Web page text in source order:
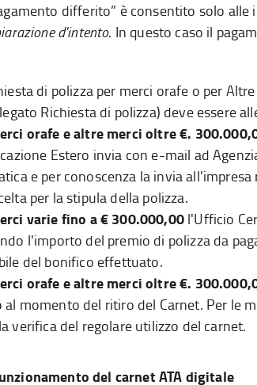
differito” è consentito solo
d'intento. In questo caso il
di polizzaper merci orafe o per
Richiesta di polizza) deve essere
orafe e altre merci oltre €.
Estero invia con e-mail ad
e per conoscenza la invia
per la stipula della polizza.
varie fino a € 300.000,00l'Ufficio
l'importo del premio di polizza da
del bonifico effettuato.
orafe e altre merci oltre €.
al momento del ritiro del Carnet. Per le
verifica del regolare utilizzo del carnet.
del carnet ATA digitale